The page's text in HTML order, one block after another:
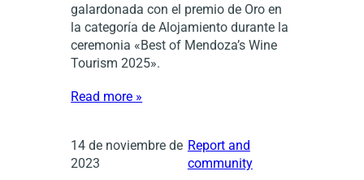
galardonada con el premio de Oro en
la categoría de Alojamiento durante la
ceremonia «Best of Mendoza’s Wine
Tourism 2025».
Read more »
14 de noviembre de
2023
Report and
community